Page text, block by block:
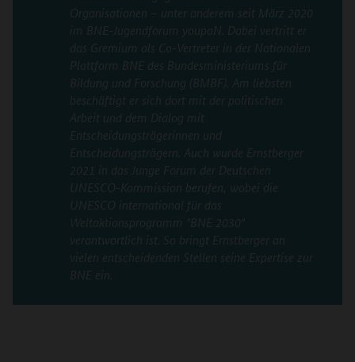
Organisationen ­– unter anderem seit März 2020
im BNE-Jugendforum youpaN. Dabei vertritt er
das Gremium als Co-Vertreter in der Nationalen
Plattform BNE des Bundesministeriums für
Bildung und Forschung (BMBF). Am liebsten
beschäftigt er sich dort mit der politischen
Arbeit und dem Dialog mit
Entscheidungsträgerinnen und
Entscheidungsträgern. Auch wurde Ernstberger
2021 in das Junge Forum der Deutschen
UNESCO-Kommission berufen, wobei die
UNESCO international für das
Weltaktionsprogramm "BNE 2030"
verantwortlich ist. So bringt Ernstberger an
vielen entscheidenden Stellen seine Expertise zur
BNE ein.